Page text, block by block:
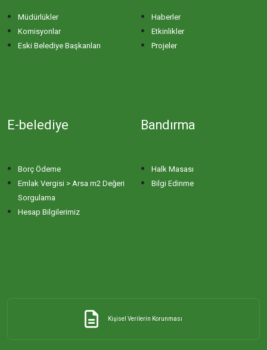
Müdürlükler
Komisyonlar
Eski Belediye Başkanları
Haberler
Etkinlikler
Projeler
E-belediye
Borç Ödeme
Emlak Vergisi > Arsa m2 Değeri
Sorgulama
Hesap Bilgilerimiz
Bandırma
Halk Masası
Bilgi Edinme
Kişisel Verilerin Korunması